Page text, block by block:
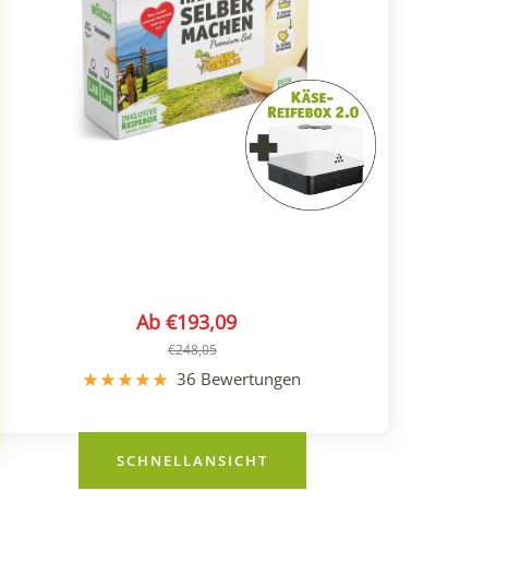
Angebotspreis
Ab €193,09
Regulärer
Preis
€248,05
36 Bewertungen
SCHNELLANSICHT